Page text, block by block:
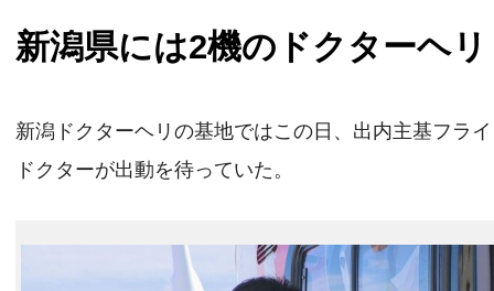
新潟県には2機のドクターヘリ
新潟ドクターヘリの基地ではこの日、出内主基フラ
ドクターが出動を待っていた。